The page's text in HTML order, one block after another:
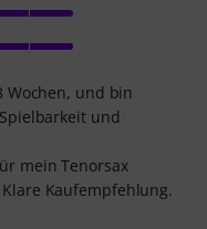
Wochen, und bin
und
mein Tenorsax
Kaufempfehlung.